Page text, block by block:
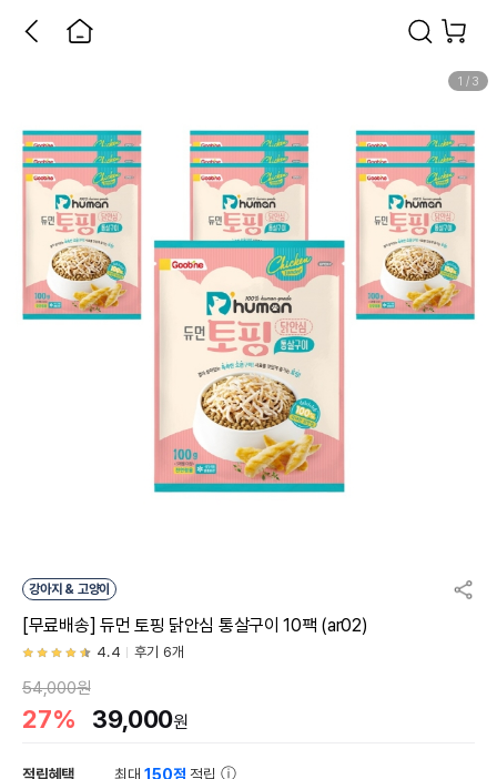
1 / 3
강아지 & 고양이
[무료배송] 듀먼 토핑 닭안심 통살구이 10팩 (ar02)
4.4 후기 6개
54,000원
27% 39,000원
적립혜택 최대150점 적립